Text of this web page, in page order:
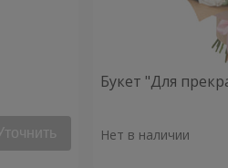
Букет "Для
Нет в наличии